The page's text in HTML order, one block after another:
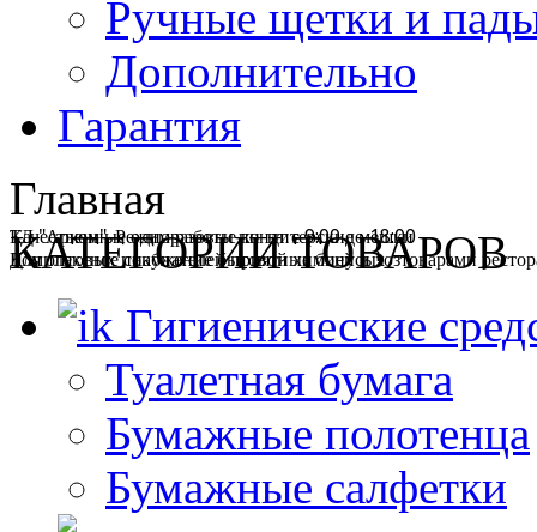
Ручные щетки и
Дополнительно
Гарантия
Главная
ТД "Арком". Режим работы пн-пт с 9:00 до 18:00
Комплексное снабжение бытовой химией и хозтоварами
Качественные одноразовые кондитерские мешки
Для оптовых покупателей приятные бонусы!
КАТЕГОРИИ ТОВАРОВ
Гигиенические
Туалетная бумага
Бумажные полотенца
Бумажные салфетки